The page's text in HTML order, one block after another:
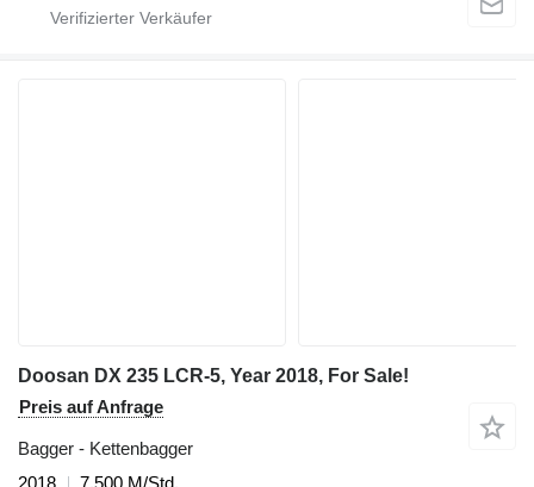
Doosan DX 235 LCR-5, Year 2018, For Sale!
Preis auf Anfrage
Bagger - Kettenbagger
2018
7.500 M/Std.